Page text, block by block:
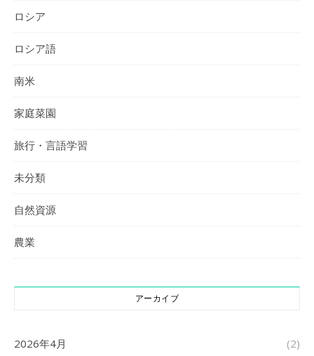
ロシア
ロシア語
南米
家庭菜園
旅行・言語学習
未分類
自然資源
農業
アーカイブ
2026年4月 (2)